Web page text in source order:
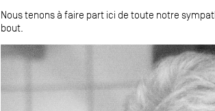
Nous tenons à faire part ici de toute notre
bout.